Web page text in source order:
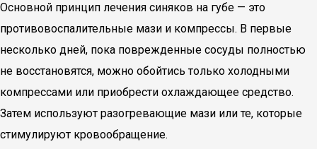
Основной принцип лечения синяков на губе — это
противовоспалительные мази и компрессы. В первые
несколько дней, пока поврежденные сосуды полностью
не восстановятся, можно обойтись только холодными
компрессами или приобрести охлаждающее средство.
Затем используют разогревающие мази или те, которые
стимулируют кровообращение.